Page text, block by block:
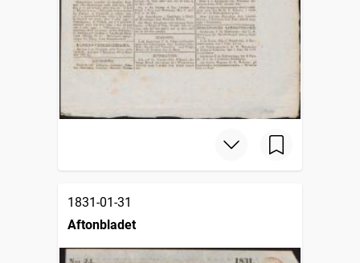
1831-01-31
Aftonbladet